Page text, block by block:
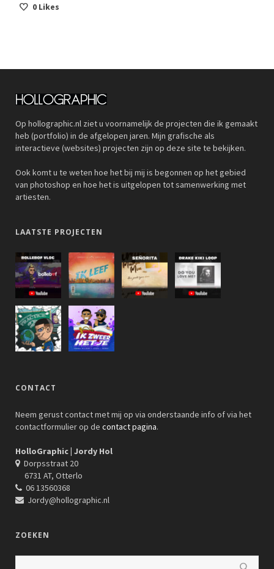
0 Likes
Op hollographic.nl ziet u voornamelijk de projecten die ik gemaakt
heb (portfolio) in de afgelopen jaren. Mijn grafische als
interactieve (websites) projecten zijn op deze site te bekijken.
Ook komt u te weten hoe het bij mij is begonnen op het gebied
van photoshop en hoe het is uitgelopen tot samenwerking met
artiesten.
LAATSTE PROJECTEN
CONTACT
Neem gerust contact met mij op via onderstaande info of via het
contactformulier op de contact pagina.
HolloGraphic | Jordy Hol
Dorpsstraat 20
6731 AT, Otterlo
06 13560368
Jordy@hollographic.nl
ZOEKEN